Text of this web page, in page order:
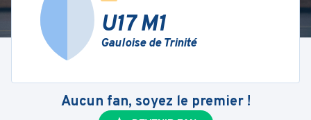
U17 M1
Gauloise de Trinité
Aucun fan, soyez le premier !